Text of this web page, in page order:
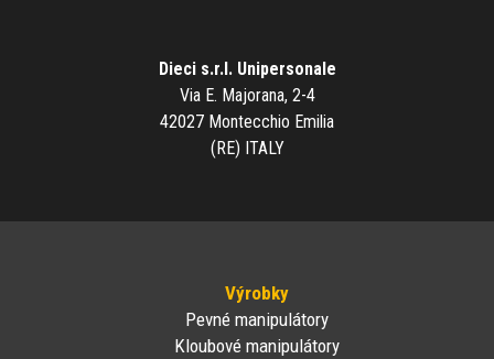
Dieci s.r.l. Unipersonale
Via E. Majorana, 2-4
42027 Montecchio Emilia
(RE) ITALY
Výrobky
Pevné manipulátory
Kloubové manipulátory